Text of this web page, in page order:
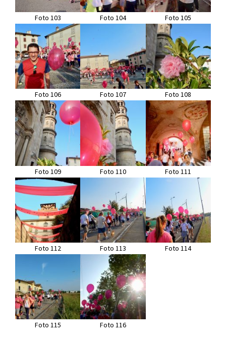
Foto 103 Foto 104 Foto 105
Foto 106 Foto 107 Foto 108
Foto 109 Foto 110 Foto 111
Foto 112 Foto 113 Foto 114
Foto 115 Foto 116